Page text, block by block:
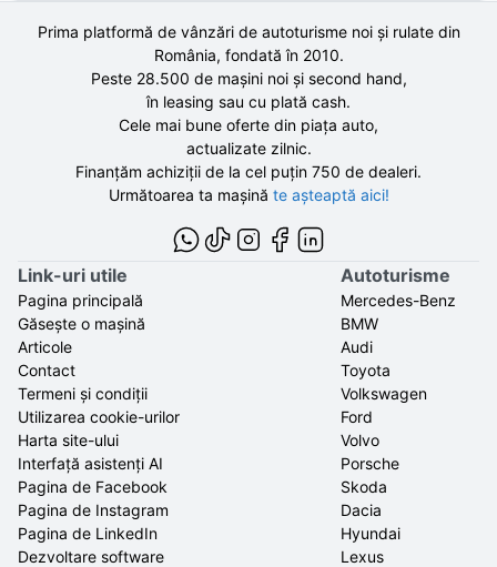
Prima platformă de vânzări de autoturisme noi și rulate din
România, fondată în 2010.
Peste 28.500 demașini noi și second hand,
în leasing sau cu plată cash.
Cele mai bune oferte din piața auto,
actualizate zilnic.
Finanțăm achiziții de la cel puțin 750 de dealeri.
Următoarea ta mașină te așteaptă aici!
Link-uri utile
Pagina principală
Găsește o mașină
Articole
Contact
Termeni și condiții
Utilizarea cookie-urilor
Harta site-ului
Interfață asistenți AI
Pagina de Facebook
Pagina de Instagram
Pagina de LinkedIn
Dezvoltare software
Autoturisme
Mercedes-Benz
BMW
Audi
Toyota
Volkswagen
Ford
Volvo
Porsche
Skoda
Dacia
Hyundai
Lexus